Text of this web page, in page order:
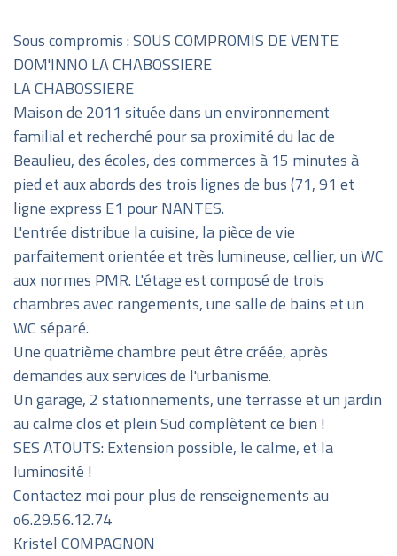
Sous compromis : SOUS COMPROMIS DE VENTE
DOM'INNO LA CHABOSSIERE
LA CHABOSSIERE
Maison de 2011 située dans un environnement
familial et recherché pour sa proximité du lac de
Beaulieu, des écoles, des commerces à 15 minutes à
pied et aux abords des trois lignes de bus (71, 91 et
ligne express E1 pour NANTES.
L'entrée distribue la cuisine, la pièce de vie
parfaitement orientée et très lumineuse, cellier, un WC
aux normes PMR. L'étage est composé de trois
chambres avec rangements, une salle de bains et un
WC séparé.
Une quatrième chambre peut être créée, après
demandes aux services de l'urbanisme.
Un garage, 2 stationnements, une terrasse et un jardin
au calme clos et plein Sud complètent ce bien !
SES ATOUTS: Extension possible, le calme, et la
luminosité !
Contactez moi pour plus de renseignements au
o6.29.56.12.74
Kristel COMPAGNON